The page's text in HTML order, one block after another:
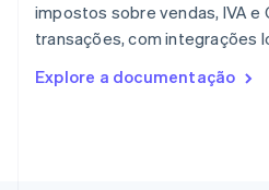
impostos sobre vendas, IVA e
transações, com integrações
Explore a documentação
República Tcheca
English
English